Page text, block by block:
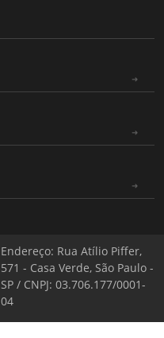
Endereço: Rua Atílio Piffer,
571 - Casa Verde, São Paulo -
SP / CNPJ: 03.706.177/0001-
04